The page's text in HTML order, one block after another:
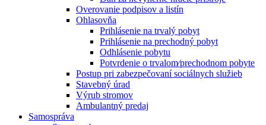
Overovanie podpisov a listín
Ohlasovňa
Prihlásenie na trvalý pobyt
Prihlásenie na prechodný pobyt
Odhlásenie pobytu
Potvrdenie o trvalom⁄prechodnom pobyte
Postup pri zabezpečovaní sociálnych služieb
Stavebný úrad
Výrub stromov
Ambulantný predaj
Samospráva